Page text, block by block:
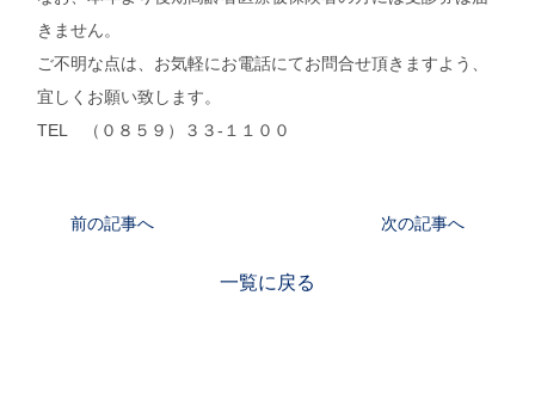
きません。
ご不明な点は、お気軽にお電話にてお問合せ頂きますよう、
宜しくお願い致します。
TEL （０８５９）３３-１１００
前の記事へ 次の記事へ
一覧に戻る